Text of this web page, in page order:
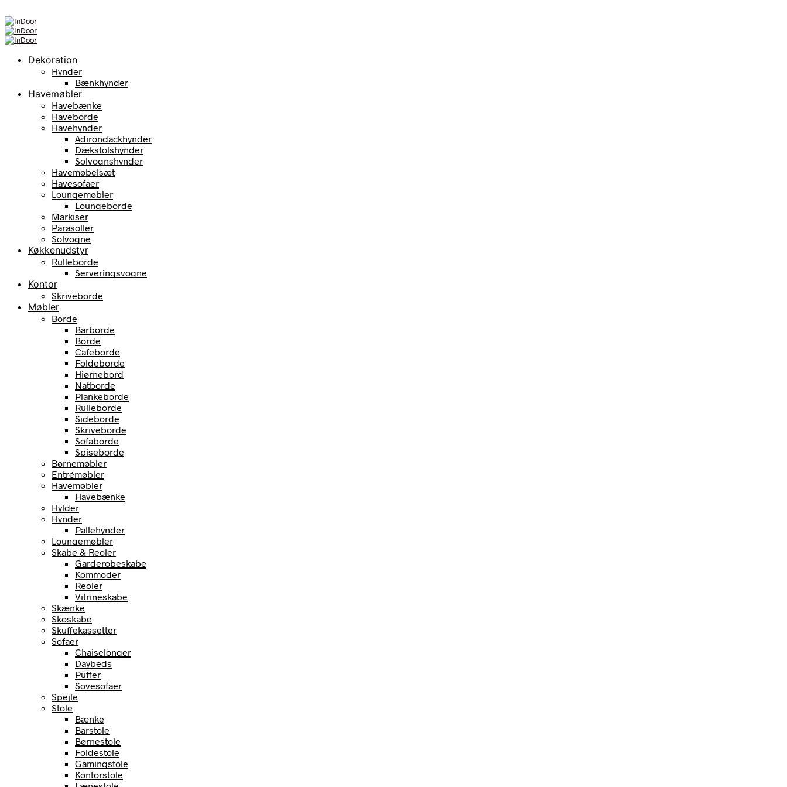
Dekoration
Hynder
Bænkhynder
Havemøbler
Havebænke
Haveborde
Havehynder
Adirondackhynder
Dækstolshynder
Solvognshynder
Havemøbelsæt
Havesofaer
Loungemøbler
Loungeborde
Markiser
Parasoller
Solvogne
Køkkenudstyr
Rulleborde
Serveringsvogne
Kontor
Skriveborde
Møbler
Borde
Barborde
Borde
Cafeborde
Foldeborde
Hjørnebord
Natborde
Plankeborde
Rulleborde
Sideborde
Skriveborde
Sofaborde
Spiseborde
Børnemøbler
Entrémøbler
Havemøbler
Havebænke
Hylder
Hynder
Pallehynder
Loungemøbler
Skabe & Reoler
Garderobeskabe
Kommoder
Reoler
Vitrineskabe
Skænke
Skoskabe
Skuffekassetter
Sofaer
Chaiselonger
Daybeds
Puffer
Sovesofaer
Spejle
Stole
Bænke
Barstole
Børnestole
Foldestole
Gamingstole
Kontorstole